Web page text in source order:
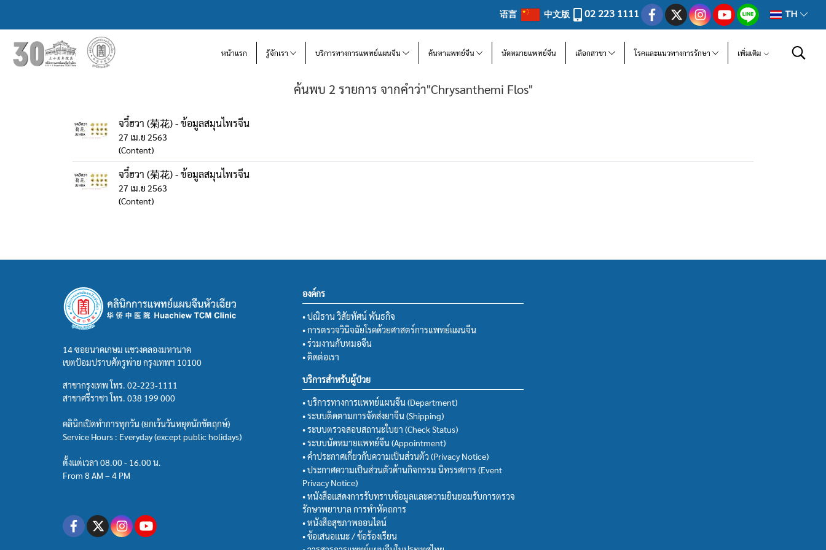
语言 中文版 02 223 1111 TH
หน้าแรก รู้จักเรา บริการทางการแพทย์แผนจีน ค้นหาแพทย์จีน นัดหมายแพทย์จีน เลือกสาขา โรคและแนวทางการรักษา เพิ่มเติม
ค้นพบ 2 รายการ จากคำว่า"Chrysanthemi Flos"
จวี๋ฮวา (菊花) - ข้อมูลสมุนไพรจีน
27 เม.ย 2563
(Content)
จวี๋ฮวา (菊花) - ข้อมูลสมุนไพรจีน
27 เม.ย 2563
(Content)
14 ซอยนาคเกษม แขวงคลองมหานาค
เขตป้อมปราบศัตรูพ่าย กรุงเทพฯ 10100
สาขากรุงเทพ โทร. 02-223-1111
สาขาศรีราชา โทร. 038 199 000
คลินิกเปิดทำการทุกวัน (ยกเว้นวันหยุดนักขัตฤกษ์)
Service Hours : Everyday (except public holidays)
ตั้งแต่เวลา 08.00 - 16.00 น.
From 8 AM – 4 PM
องค์กร
• ปณิธาน วิสัยทัศน์ พันธกิจ
• การตรวจวินิจฉัยโรคด้วยศาสตร์การแพทย์แผนจีน
• ร่วมงานกับหมอจีน
• ติดต่อเรา
บริการสำหรับผู้ป่วย
• บริการทางการแพทย์แผนจีน (Department)
• ระบบติดตามการจัดส่งยาจีน (Shipping)
• ระบบตรวจสอบสถานะใบยา (Check Status)
• ระบบนัดหมายแพทย์จีน (Appointment)
• คำประกาศเกี่ยวกับความเป็นส่วนตัว (Privacy Notice)
• ประกาศความเป็นส่วนตัวด้านกิจกรรม นิทรรศการ (Event
Privacy Notice)
• หนังสือแสดงการรับทราบข้อมูลและความยินยอมรับการตรวจ
รักษาพยาบาล การทำหัตถการ
• หนังสือสุขภาพออนไลน์
• ข้อเสนอแนะ / ข้อร้องเรียน